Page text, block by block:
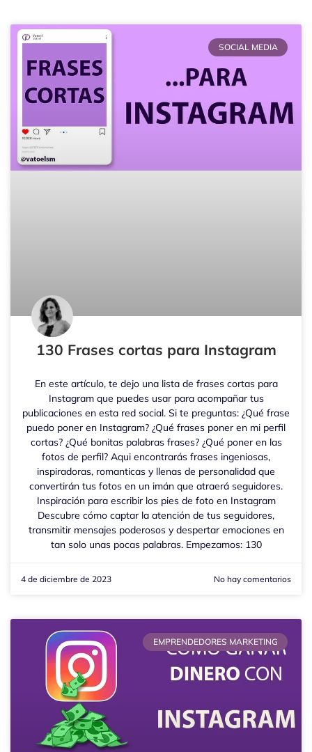
SOCIAL MEDIA
130 Frases cortas para Instagram
En este artículo, te dejo una lista de frases cortas para
Instagram que puedes usar para acompañar tus
publicaciones en esta red social. Si te preguntas: ¿Qué frase
puedo poner en Instagram? ¿Qué frases poner en mi perfil
cortas? ¿Qué bonitas palabras frases? ¿Qué poner en las
fotos de perfil? Aqui encontrarás frases ingeniosas,
inspiradoras, romanticas y llenas de personalidad que
convertirán tus fotos en un imán que atraerá seguidores.
Inspiración para escribir los pies de foto en Instagram
Descubre cómo captar la atención de tus seguidores,
transmitir mensajes poderosos y despertar emociones en
tan solo unas pocas palabras. Empezamos: 130
4 de diciembre de 2023 No hay comentarios
EMPRENDEDORES MARKETING
PáginaPáginaPáginaPáginaPágina Página